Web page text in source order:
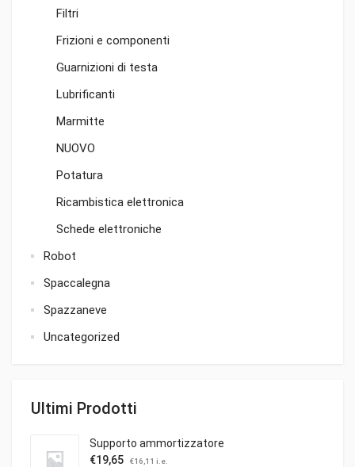
Filtri
Frizioni e componenti
Guarnizioni di testa
Lubrificanti
Marmitte
NUOVO
Potatura
Ricambistica elettronica
Schede elettroniche
Robot
Spaccalegna
Spazzaneve
Uncategorized
Ultimi Prodotti
Supporto ammortizzatore
€19,65 €16,11 i.e.